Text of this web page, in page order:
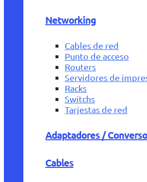
Networking
Cables de red
Punto de acceso
Routers
Servidores de
Racks
Switchs
Tarjestas de red
Adaptadores /
Cables